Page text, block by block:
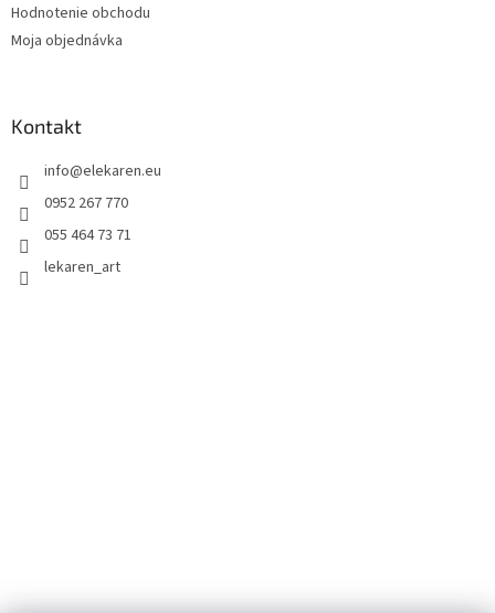
Hodnotenie obchodu
Moja objednávka
Kontakt
info@elekaren.eu
0952 267 770
055 464 73 71
lekaren_art